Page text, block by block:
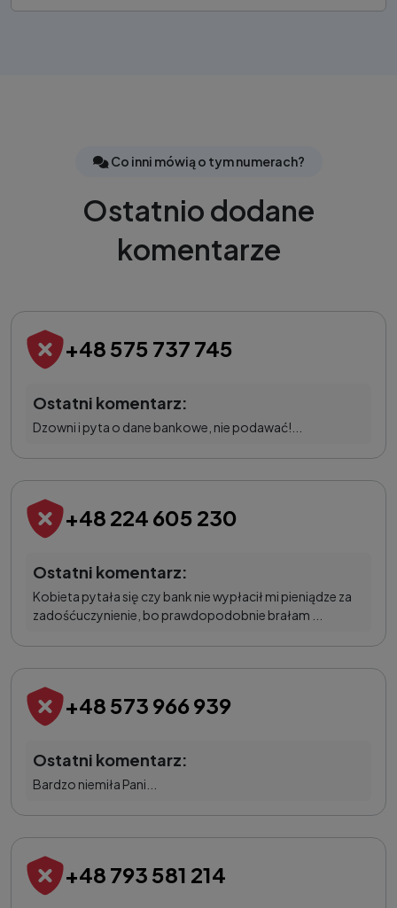
Co inni mówią o tym numerach?
Ostatnio dodane
komentarze
+48 575 737 745
Ostatni komentarz:
Dzowni i pyta o dane bankowe, nie podawać!...
+48 224 605 230
Ostatni komentarz:
Kobieta pytała się czy bank nie wypłacił mi pieniądze za
zadośćuczynienie, bo prawdopodobnie brałam ...
+48 573 966 939
Ostatni komentarz:
Bardzo niemiła Pani...
+48 793 581 214